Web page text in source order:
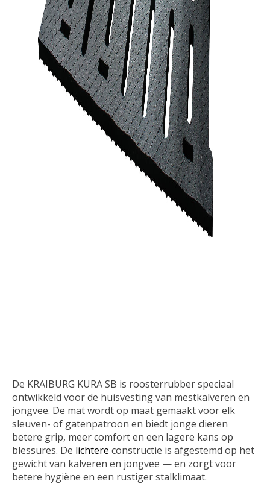
De KRAIBURG KURA SB is roosterrubber speciaal
ontwikkeld voor de huisvesting van mestkalveren en
jongvee. De mat wordt op maat gemaakt voor elk
sleuven- of gatenpatroon en biedt jonge dieren
betere grip, meer comfort en een lagere kans op
blessures. De lichtere constructie is afgestemd op het
gewicht van kalveren en jongvee — en zorgt voor
betere hygiëne en een rustiger stalklimaat.